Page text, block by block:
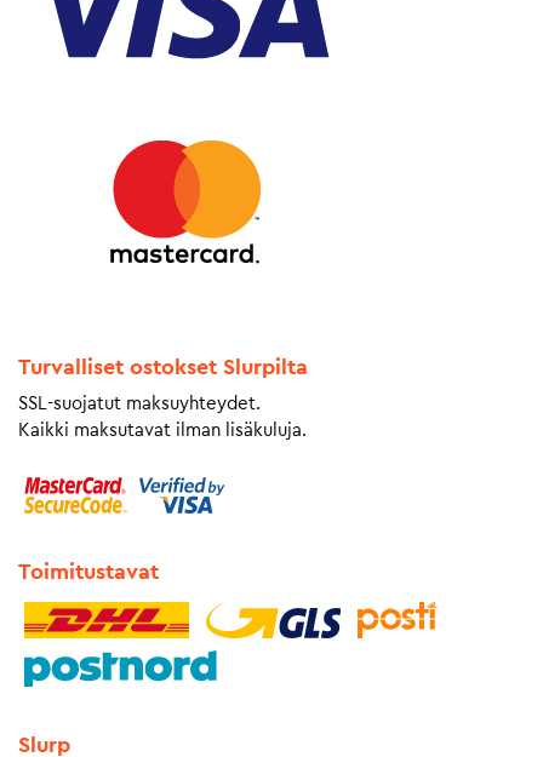
Turvalliset ostokset Slurpilta
SSL-suojatut maksuyhteydet.
Kaikki maksutavat ilman lisäkuluja.
Toimitustavat
Slurp